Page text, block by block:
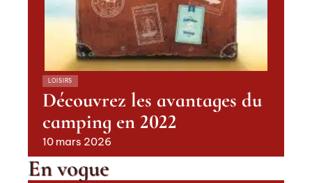
LOISIRS
Découvrez les avantages du
camping en 2022
10 mars 2026
En vogue